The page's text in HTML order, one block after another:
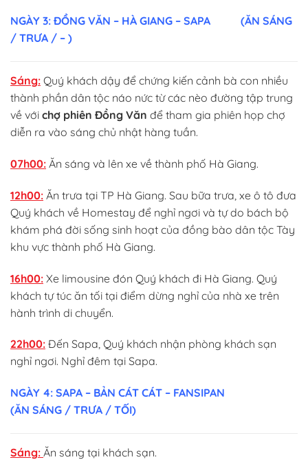
NGÀY 3: ĐỒNG VĂN – HÀ GIANG – SAPA
(ĂN SÁNG
/ TRƯA / – )
Sáng: Quý khách dậy để chứng kiến cảnh bà con nhiều
thành phần dân tộc náo nức từ các nèo đường tập trung
về với chợ phiên Đồng Văn để tham gia phiên họp chợ
diễn ra vào sáng chủ nhật hàng tuần.
07h00: Ăn sáng và lên xe về thành phố Hà Giang.
12h00: Ăn trưa tại TP Hà Giang. Sau bữa trưa, xe ô tô đưa
Quý khách về Homestay để nghỉ ngơi và tự do bách bộ
khám phá đời sống sinh hoạt của đồng bào dân tộc Tày
khu vực thành phố Hà Giang.
16h00: Xe limousine đón Quý khách đi Hà Giang. Quý
khách tự túc ăn tối tại điểm dừng nghỉ của nhà xe trên
hành trình di chuyển.
22h00: Đến Sapa, Quý khách nhận phòng khách sạn
nghỉ ngơi. Nghỉ đêm tại Sapa.
NGÀY 4: SAPA – BẢN CÁT CÁT – FANSIPAN
(ĂN SÁNG / TRƯA / TỐI)
Sáng: Ăn sáng tại khách sạn.